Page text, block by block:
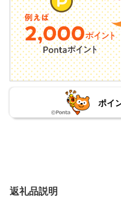
ポイ
返礼品説明